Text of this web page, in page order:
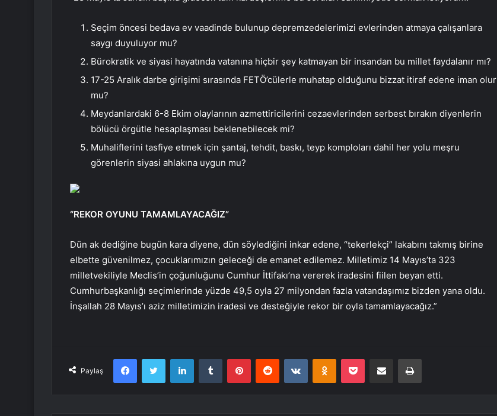
Seçim öncesi bedava ev vaadinde bulunup depremzedelerimizi evlerinden atmaya çalışanlara
saygı duyuluyor mu?
Bürokratik ve siyasi hayatında vatanına hiçbir şey katmayan bir insandan bu millet faydalanır mı?
17-25 Aralık darbe girişimi sırasında FETÖ’cülerle muhatap olduğunu bizzat itiraf edene iman olur
mu?
Meydanlardaki 6-8 Ekim olaylarının azmettiricilerini cezaevlerinden serbest bırakın diyenlerin
bölücü örgütle hesaplaşması beklenebilecek mi?
Muhaliflerini tasfiye etmek için şantaj, tehdit, baskı, teyp komploları dahil her yolu meşru
görenlerin siyasi ahlakına uygun mu?
“REKOR OYUNU TAMAMLAYACAĞIZ”
Dün ak dediğine bugün kara diyene, dün söylediğini inkar edene, “tekerlekçi” lakabını takmış birine
elbette güvenilmez, çocuklarımızın geleceği de emanet edilemez. Milletimiz 14 Mayıs’ta 323
milletvekiliyle Meclis’in çoğunluğunu Cumhur İttifakı’na vererek iradesini fiilen beyan etti.
Cumhurbaşkanlığı seçimlerinde yüzde 49,5 oyla 27 milyondan fazla vatandaşımız bizden yana oldu.
İnşallah 28 Mayıs’ı aziz milletimizin iradesi ve desteğiyle rekor bir oyla tamamlayacağız.”
Paylaş
FacebookTwitter LinkedInTumblr PinterestReddit VKontakteOdnoklassniki
Pocket E-Posta ile paylaş Yazdır